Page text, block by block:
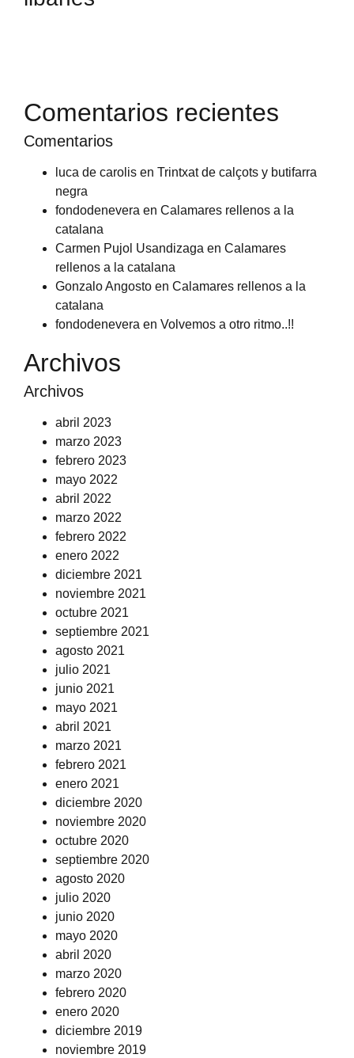
Comentarios recientes
Comentarios
luca de carolis en Trintxat de calçots y butifarra
negra
fondodenevera en Calamares rellenos a la
catalana
Carmen Pujol Usandizaga en Calamares
rellenos a la catalana
Gonzalo Angosto en Calamares rellenos a la
catalana
fondodenevera en Volvemos a otro ritmo..!!
Archivos
Archivos
abril 2023
marzo 2023
febrero 2023
mayo 2022
abril 2022
marzo 2022
febrero 2022
enero 2022
diciembre 2021
noviembre 2021
octubre 2021
septiembre 2021
agosto 2021
julio 2021
junio 2021
mayo 2021
abril 2021
marzo 2021
febrero 2021
enero 2021
diciembre 2020
noviembre 2020
octubre 2020
septiembre 2020
agosto 2020
julio 2020
junio 2020
mayo 2020
abril 2020
marzo 2020
febrero 2020
enero 2020
diciembre 2019
noviembre 2019